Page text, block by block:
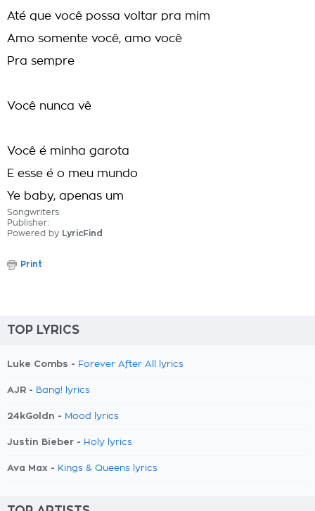
Até que você possa voltar pra mim
Amo somente você, amo você
Pra sempre
Você nunca vê
Você é minha garota
E esse é o meu mundo
Ye baby, apenas um
Songwriters:
Publisher:
Powered by LyricFind
Print
TOP LYRICS
Luke Combs - Forever After All lyrics
AJR - Bang! lyrics
24kGoldn - Mood lyrics
Justin Bieber - Holy lyrics
Ava Max - Kings & Queens lyrics